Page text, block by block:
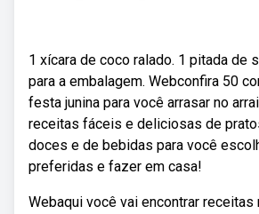
1 xícara de coco ralado. 1 pitada de
para a embalagem. Webconfira 50
festa junina para você arrasar no
receitas fáceis e deliciosas de
doces e de bebidas para você
preferidas e fazer em casa!
Webaqui você vai encontrar receitas